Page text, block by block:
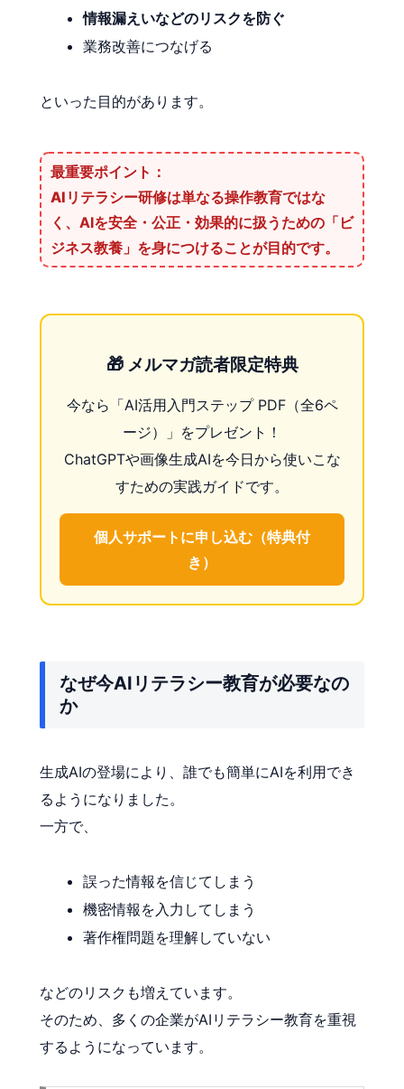
情報漏えいなどのリスクを防ぐ
業務改善につなげる
といった目的があります。
最重要ポイント：
AIリテラシー研修は単なる操作教育ではな
く、 AIを安全・公正・効果的に扱うための「ビ
ジネス教養」を身につけることが目的です。
🎁 メルマガ読者限定特典
今なら「AI活用入門ステップ PDF（全6ペ
ージ）」をプレゼント！
ChatGPTや画像生成AIを今日から使いこな
すための実践ガイドです。
個人サポートに申し込む（特典付
き）
なぜ今AIリテラシー教育が必要なの
か
生成AIの登場により、誰でも簡単にAIを利用でき
るようになりました。
一方で、
誤った情報を信じてしまう
機密情報を入力してしまう
著作権問題を理解していない
などのリスクも増えています。
そのため、多くの企業がAIリテラシー教育を重視
するようになっています。